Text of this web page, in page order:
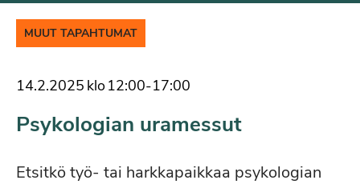
MUUT TAPAHTUMAT
14.2.2025 klo12:00-17:00
Psykologian uramessut
Etsitkö työ- tai harkkapaikkaa psykologian